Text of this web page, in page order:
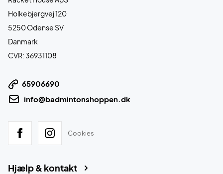
Holkebjergvej 120
5250 Odense SV
Danmark
CVR: 36931108
65906690
info@badmintonshoppen.dk
Cookies
Hjælp & kontakt